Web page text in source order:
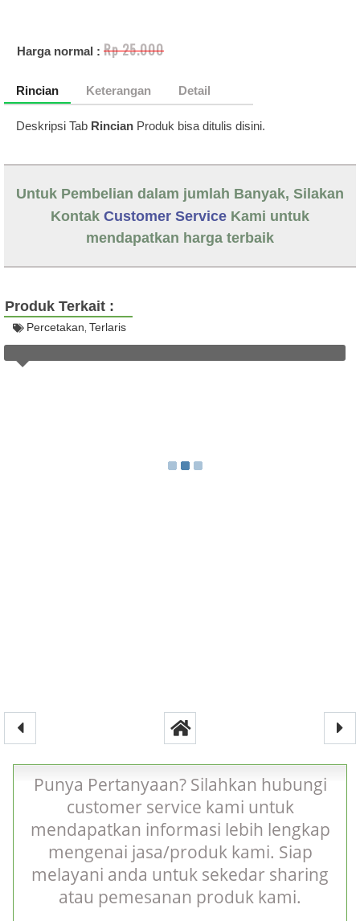
Harga normal : Rp 25.000
Rincian Keterangan Detail
Deskripsi Tab Rincian Produk bisa ditulis disini.
Untuk Pembelian dalam jumlah Banyak, Silakan
Kontak Customer Service Kami untuk
mendapatkan harga terbaik
Produk Terkait :
Percetakan Terlaris
Punya Pertanyaan? Silahkan hubungi
customer service kami untuk
mendapatkan informasi lebih lengkap
mengenai jasa/produk kami. Siap
melayani anda untuk sekedar sharing
atau pemesanan produk kami.